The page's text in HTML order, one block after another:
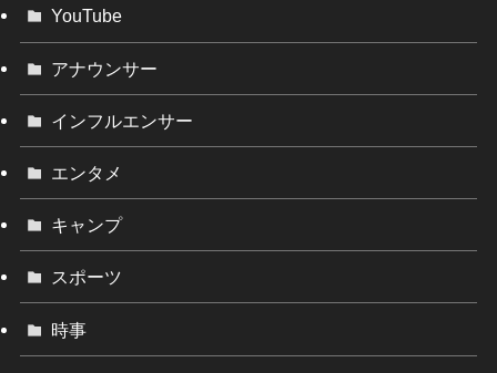
YouTube
アナウンサー
インフルエンサー
エンタメ
キャンプ
スポーツ
時事